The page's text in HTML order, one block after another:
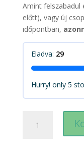
Amint felszabadul
előtt), vagy új
időpontban,
Eladva: 29
Hurry! only 5
Energy